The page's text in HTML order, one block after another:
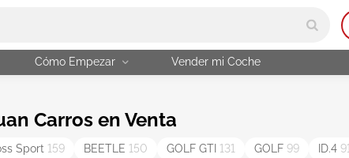
Cómo Empezar Vender mi Coche
Carros en Venta
Sport 159 BEETLE 150 GOLF GTI 131 GOLF 99 ID.4 91